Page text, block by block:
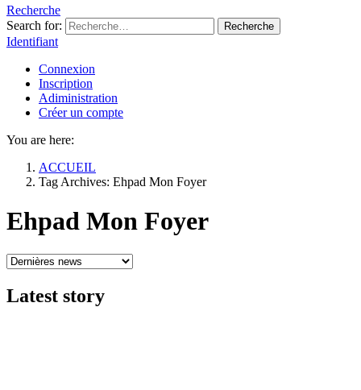
Recherche
Search for:
Recherche
Identifiant
Connexion
Inscription
Adiministration
Créer un compte
You are here:
ACCUEIL
Tag Archives: Ehpad Mon Foyer
Ehpad Mon Foyer
Latest story